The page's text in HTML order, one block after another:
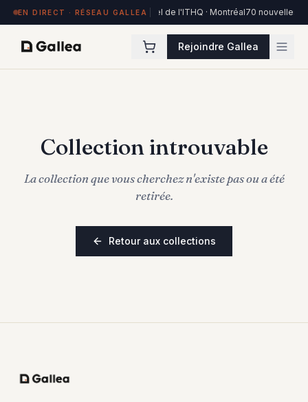
EN DIRECT · RÉSEAU GALLEA
84 œuvres exposées à Hôtel de l'ITHQ · Montréal70 nouvelles
Rejoindre Gallea
Collection introuvable
La collection que vous cherchez n'existe pas ou a été
retirée.
Retour aux collections